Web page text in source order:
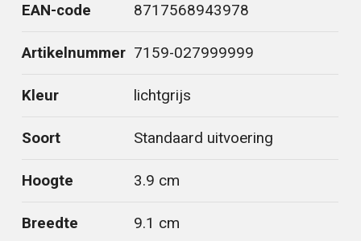
EAN-code 8717568943978
Artikelnummer 7159-027999999
Kleur lichtgrijs
Soort Standaard uitvoering
Hoogte 3.9 cm
Breedte 9.1 cm